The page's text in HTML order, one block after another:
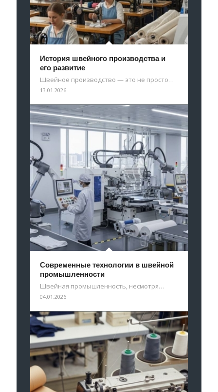
История швейного производства и
его развитие
Швейное производство — это не просто…
13.01.2026
Современные технологии в швейной
промышленности
Швейная промышленность, несмотря…
04.01.2026